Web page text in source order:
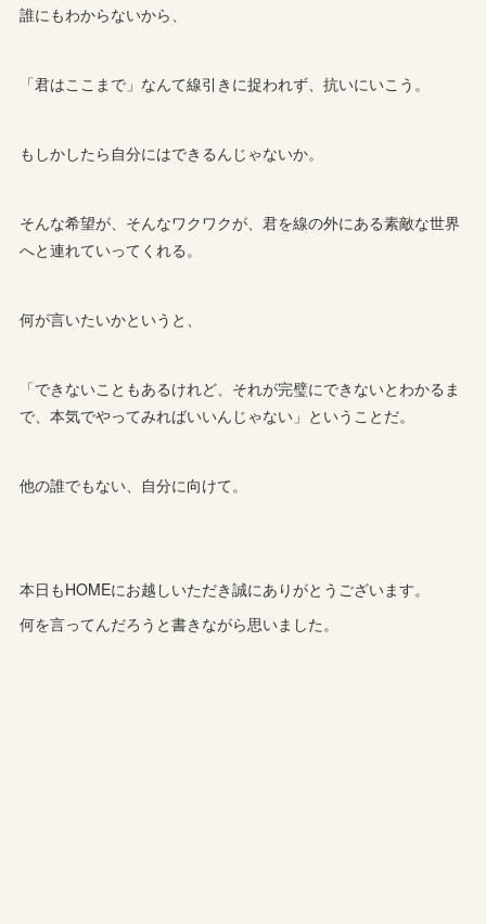
誰にもわからないから、
「君はここまで」なんて線引きに捉われず、抗いにいこう。
もしかしたら自分にはできるんじゃないか。
そんな希望が、そんなワクワクが、君を線の外にある素敵な世界
へと連れていってくれる。
何が言いたいかというと、
「できないこともあるけれど、それが完璧にできないとわかるま
で、本気でやってみればいいんじゃない」ということだ。
他の誰でもない、自分に向けて。
本日もHOMEにお越しいただき誠にありがとうございます。
何を言ってんだろうと書きながら思いました。